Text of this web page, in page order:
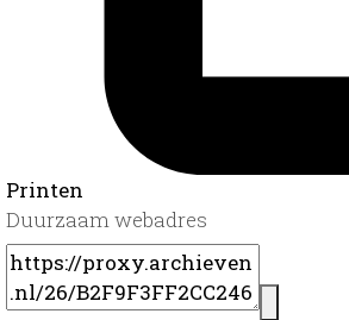
Printen
Duurzaam webadres